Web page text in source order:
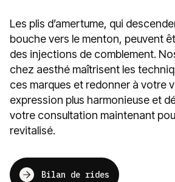
Les plis d’amertume, qui
bouche vers le menton, peuvent
des injections de comblement.
chez aesthé maîtrisent les
ces marques et redonner à votre
expression plus harmonieuse et
votre consultation maintenant
revitalisé.
Bilan de rides